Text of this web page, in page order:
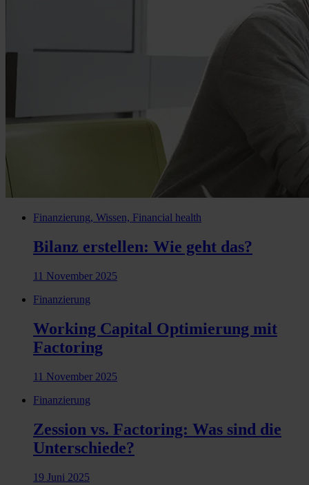
Finanzierung, Wissen, Financial health
Bilanz erstellen: Wie geht das?
11 November 2025
Finanzierung
Working Capital Optimierung mit
Factoring
11 November 2025
Finanzierung
Zession vs. Factoring: Was sind die
Unterschiede?
19 Juni 2025